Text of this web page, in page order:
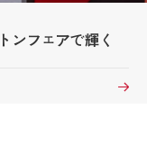
フェアで輝く
